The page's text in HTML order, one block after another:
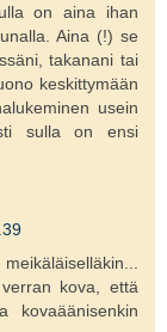
on aina ihan
Aina (!) se
takanani tai
keskittymään
usein
sulla on ensi
kova, että